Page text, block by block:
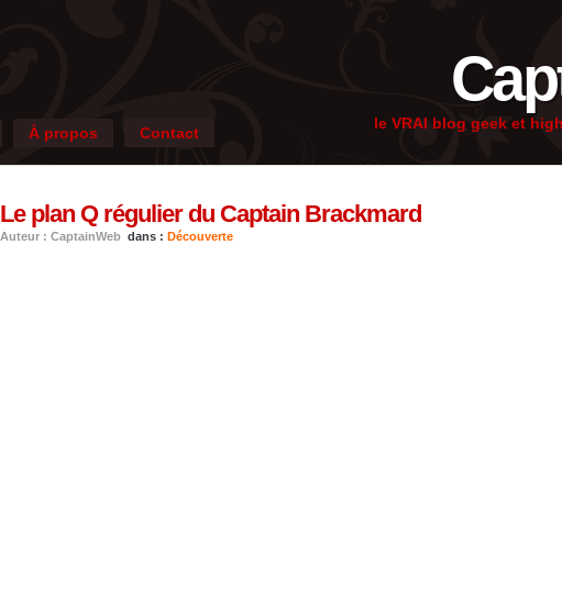
le VRAI blog geek et
À propos Contact
Le plan Q régulier du Captain Brackmard
Auteur : CaptainWeb dans : Découverte